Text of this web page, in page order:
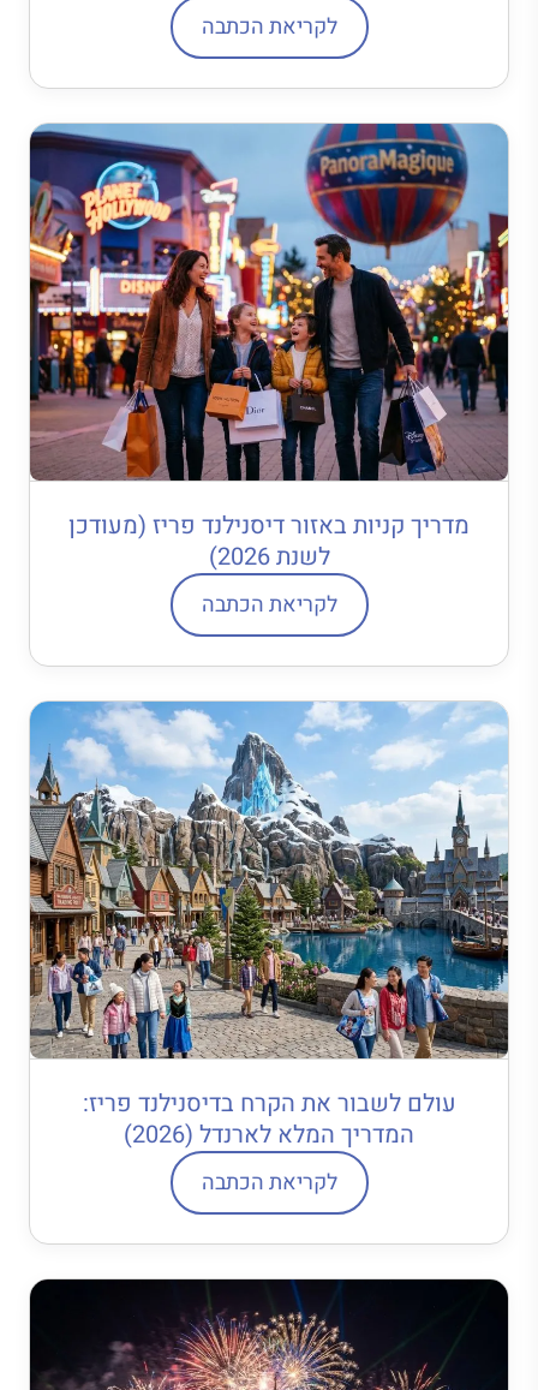
לקריאת הכתבה
מדריך קניות באזור דיסנילנד פריז (מעודכן
לשנת 2026)
לקריאת הכתבה
עולם לשבור את הקרח בדיסנילנד פריז:
המדריך המלא לארנדל (2026)
לקריאת הכתבה